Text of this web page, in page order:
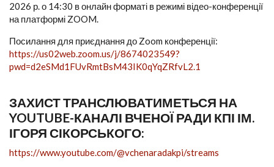
2026 р. о 14:30 в онлайн форматі в режимі відео-конференції
на платформі ZOOM.
Посилання для приєднання до Zoom конференції:
https://us02web.zoom.us/j/8674023549?
pwd=d2eSMd1FUvRmtBsM43IK0qYqZRfvL2.1
ЗАХИСТ ТРАНСЛЮВАТИМЕТЬСЯ НА
YOUTUBE-КАНАЛІ ВЧЕНОЇ РАДИ КПІ ІМ.
ІГОРЯ СІКОРСЬКОГО:
https://www.youtube.com/@vchenaradakpi/streams